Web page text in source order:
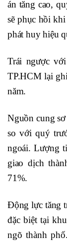
án tăng cao,
sẽ phục hồi
phát huy hiệu
Trái ngược
TP.HCM lại
năm.
Nguồn cung
so với quý
ngoái. Lượng
giao dịch
71%.
Động lực tăng
đặc biệt tại
ngõ thành